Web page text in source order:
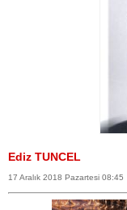
Ediz TUNCEL
17 Aralık 2018 Pazartesi 08:45